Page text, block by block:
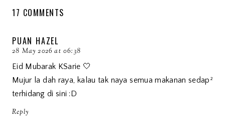
17 COMMENTS
PUAN HAZEL
28 May 2026 at 06:38
Eid Mubarak KSarie 🤍
Mujur la dah raya, kalau tak naya semua makanan sedap²
terhidang di sini :D
Reply